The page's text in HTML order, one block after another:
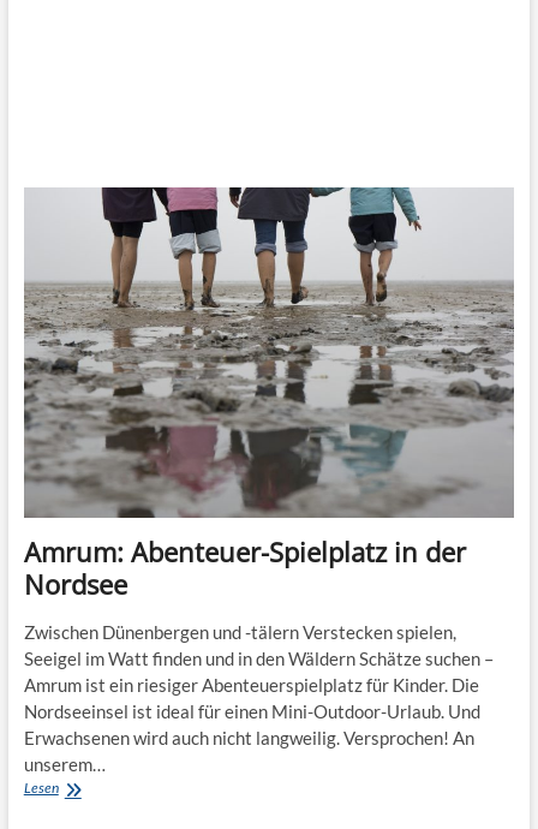
Amrum: Abenteuer-Spielplatz in der
Nordsee
Zwischen Dünenbergen und -tälern Verstecken spielen,
Seeigel im Watt finden und in den Wäldern Schätze suchen –
Amrum ist ein riesiger Abenteuerspielplatz für Kinder. Die
Nordseeinsel ist ideal für einen Mini-Outdoor-Urlaub. Und
Erwachsenen wird auch nicht langweilig. Versprochen! An
unserem…
LesenAmrum: